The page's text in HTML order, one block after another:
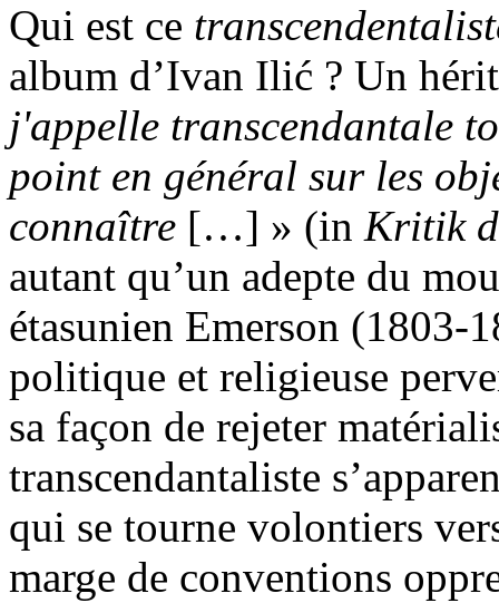
Qui est ce
album d’Ivan Ilić ? Un
j'appelle transcendantale
point en général sur les
connaître […] » (in Kritik
autant qu’un adepte du
étasunien Emerson (1803-
politique et religieuse
sa façon de rejeter
transcendantaliste
qui se tourne volontiers
marge de conventions